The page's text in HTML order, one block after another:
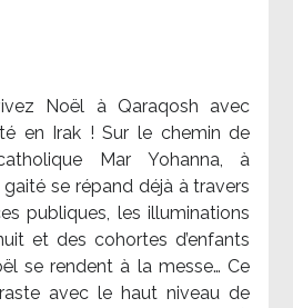
Noël à Qaraqosh avec
en Irak ! Sur le chemin de
Mar Yohanna, à
se répand déjà à travers
publiques, les illuminations
et des cohortes d’enfants
se rendent à la messe… Ce
avec le haut niveau de